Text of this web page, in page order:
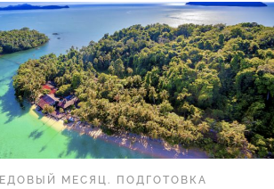
МЕСЯЦ. ПОДГОТОВКА